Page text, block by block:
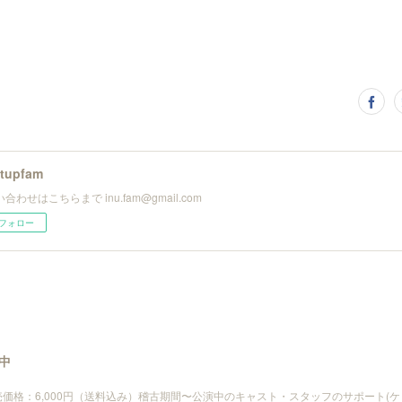
合わせはこちらまで inu.fam@gmail.com
ォロー
格：6,000円（送料込み）稽古期間〜公演中のキャスト・スタッフのサポート(ケ